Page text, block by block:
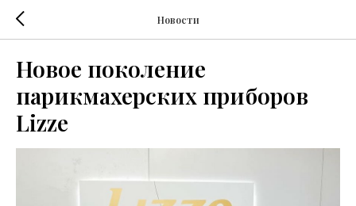
Новости
Новое поколение
парикмахерских приборов
Lizze